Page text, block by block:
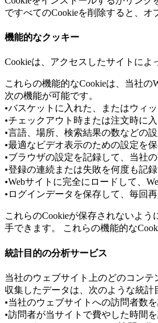
ですべてのCookieを削除すると、オ
機能的なクッキー
Cookieは、アクセスしたサイトに
これらの機能的なCookieは、当社
次の機能が可能です。
•バスケットに入れた、またはウィ
•チェックアウト時または注文時に
•言語、場所、検索結果の数などの
•最適なビデオ表示のための設定を
•ブラウザの設定を記録して、当社
•登録の連続または失敗を何度も記
•Webサイトに完全にロードして、
•ログインデータを保存して、毎回
これらのCookieが保存されないよ
手できます。 これらの機能的な
統計目的の分析サービス
当社のウェブサイト上のどのコン
収集したデータは、次のような統計
•当社のウェブサイトへの訪問者数を
•訪問者が当サイトで費やした時間を